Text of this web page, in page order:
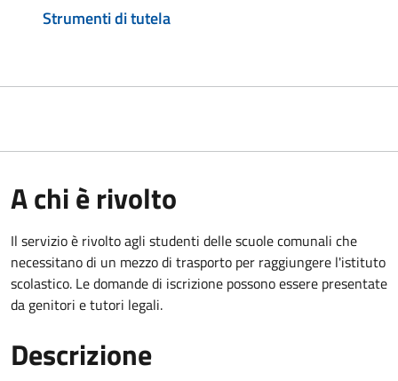
Strumenti di tutela
A chi è rivolto
Il servizio è rivolto agli studenti delle scuole comunali che
necessitano di un mezzo di trasporto per raggiungere l'istituto
scolastico. Le domande di iscrizione possono essere presentate
da genitori e tutori legali.
Descrizione